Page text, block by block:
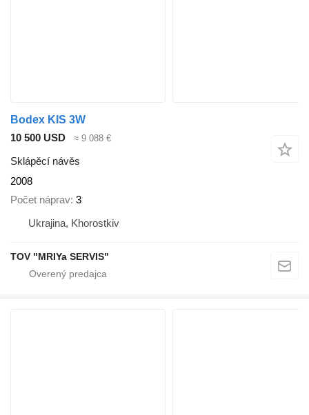
Bodex KIS 3W
10 500 USD
≈ 9 088 €
Sklápěcí návěs
2008
Počet náprav 3
Ukrajina, Khorostkiv
TOV "MRIYa SERVIS"